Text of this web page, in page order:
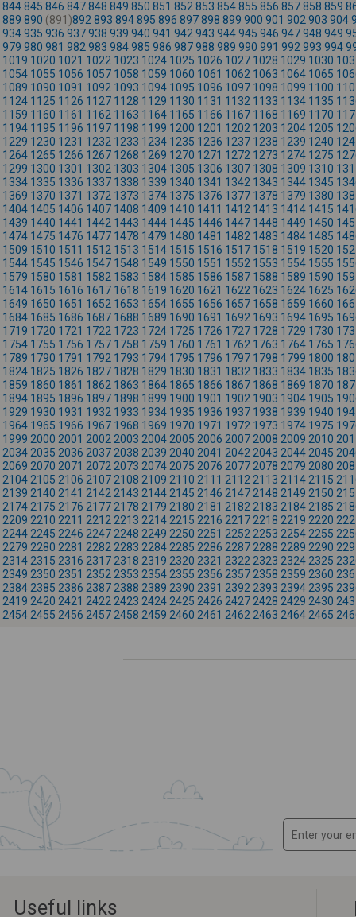
844845 846 847848 849 850 851 852 853 854855 856 857858 859
889 890 (891)892 893 894895 896 897898 899 900 901 902 903 904
934935 936 937938 939 940 941 942 943 944945 946 947948 949
979 980 981 982 983 984985 986 987988 989 990 991 992 993 994
1019 1020 1021 1022 1023 1024 1025 1026 1027 1028 1029 1030
1054 1055 1056 1057 1058 1059 1060 1061 1062 1063 1064 1065
1089 1090 1091 1092 1093 1094 1095 1096 1097 1098 1099 1100
1124 1125 1126 1127 1128 1129 1130 1131 1132 1133 1134 1135
1159 1160 1161 1162 1163 1164 1165 1166 1167 1168 1169 1170
1194 1195 1196 1197 1198 1199 1200 1201 1202 1203 1204 1205
1229 1230 1231 1232 1233 1234 1235 1236 1237 1238 1239 1240
1264 1265 1266 1267 1268 1269 1270 1271 1272 1273 1274 1275
1299 1300 1301 1302 1303 1304 1305 1306 1307 1308 1309 1310
1334 1335 1336 1337 1338 1339 1340 1341 1342 1343 1344 1345
1369 1370 1371 1372 1373 1374 1375 1376 1377 1378 1379 1380
1404 1405 1406 1407 1408 1409 1410 1411 1412 1413 1414 1415
1439 1440 1441 1442 1443 1444 1445 1446 1447 1448 1449 1450
1474 1475 1476 1477 1478 1479 1480 1481 1482 1483 1484 1485
1509 1510 1511 1512 1513 1514 1515 1516 1517 1518 1519 1520
1544 1545 1546 1547 1548 1549 1550 1551 1552 1553 1554 1555
1579 1580 1581 1582 1583 1584 1585 1586 1587 1588 1589 1590
1614 1615 1616 1617 1618 1619 1620 1621 1622 1623 1624 1625
1649 1650 1651 1652 1653 1654 1655 1656 1657 1658 1659 1660
1684 1685 1686 1687 1688 1689 1690 1691 1692 1693 1694 1695
1719 1720 1721 1722 1723 1724 1725 1726 1727 1728 1729 1730
1754 1755 1756 1757 1758 1759 1760 1761 1762 1763 1764 1765
1789 1790 1791 1792 1793 1794 1795 1796 1797 1798 1799 1800
1824 1825 1826 1827 1828 1829 1830 1831 1832 1833 1834 1835
1859 1860 1861 1862 1863 1864 1865 1866 1867 1868 1869 1870
1894 1895 1896 1897 1898 1899 1900 1901 1902 1903 1904 1905
1929 1930 1931 1932 1933 1934 1935 1936 1937 1938 1939 1940
1964 1965 1966 1967 1968 1969 1970 1971 1972 1973 1974 1975
1999 2000 2001 2002 2003 2004 2005 2006 2007 2008 2009 2010
2034 2035 2036 2037 2038 2039 2040 2041 2042 2043 2044 2045
2069 2070 2071 2072 2073 2074 2075 2076 2077 2078 2079 2080
2104 2105 2106 2107 2108 2109 2110 2111 2112 2113 2114 2115
2139 2140 2141 2142 2143 2144 2145 2146 2147 2148 2149 2150
2174 2175 2176 2177 2178 2179 2180 2181 2182 2183 2184 2185
2209 2210 2211 2212 2213 2214 2215 2216 2217 2218 2219 2220
2244 2245 2246 2247 2248 2249 2250 2251 2252 2253 2254 2255
2279 2280 2281 2282 2283 2284 2285 2286 2287 2288 2289 2290
2314 2315 2316 2317 2318 2319 2320 2321 2322 2323 2324 2325
2349 2350 2351 2352 2353 2354 2355 2356 2357 2358 2359 2360
2384 2385 2386 2387 2388 2389 2390 2391 2392 2393 2394 2395
2419 2420 2421 2422 2423 2424 2425 2426 2427 2428 2429 2430
2454 2455 2456 2457 2458 2459 2460 2461 2462 2463 2464 2465
Useful links